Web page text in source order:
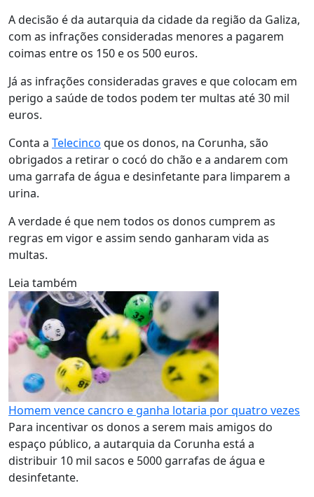
A decisão é da autarquia da cidade da região da Galiza,
com as infrações consideradas menores a pagarem
coimas entre os 150 e os 500 euros.
Já as infrações consideradas graves e que colocam em
perigo a saúde de todos podem ter multas até 30 mil
euros.
Conta a Telecinco que os donos, na Corunha, são
obrigados a retirar o cocó do chão e a andarem com
uma garrafa de água e desinfetante para limparem a
urina.
A verdade é que nem todos os donos cumprem as
regras em vigor e assim sendo ganharam vida as
multas.
Leia também
Homem vence cancro e ganha lotaria por quatro vezes
Para incentivar os donos a serem mais amigos do
espaço público, a autarquia da Corunha está a
distribuir 10 mil sacos e 5000 garrafas de água e
desinfetante.